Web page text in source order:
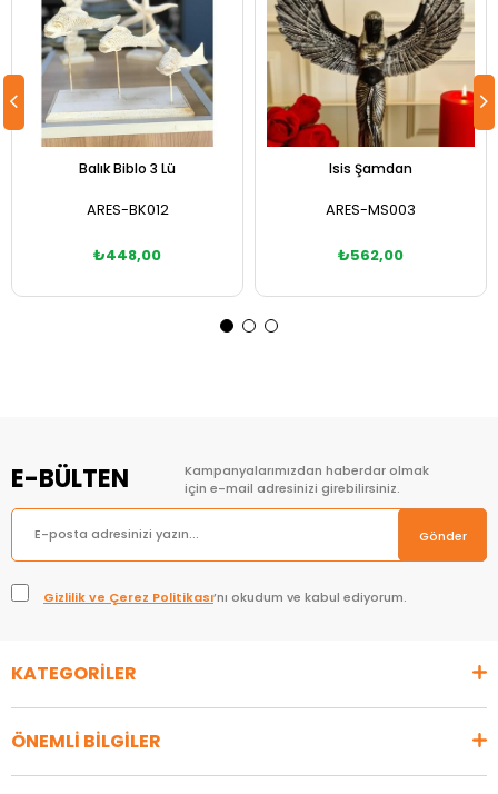
Balık Biblo 3 Lü
ARES-BK012
₺448,00
Isis Şamdan
ARES-MS003
₺562,00
E-BÜLTEN
Kampanyalarımızdan haberdar olmak
için e-mail adresinizi girebilirsiniz.
Gönder
Gizlilik ve Çerez Politikası’nı okudum ve kabul ediyorum.
KATEGORİLER
ÖNEMLİ BİLGİLER